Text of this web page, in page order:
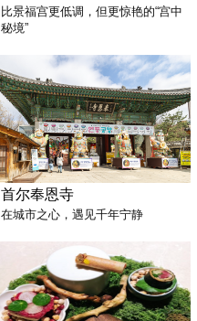
比景福宫更低调，但更惊艳的“宫中
秘境”
首尔奉恩寺
在城市之心，遇见千年宁静